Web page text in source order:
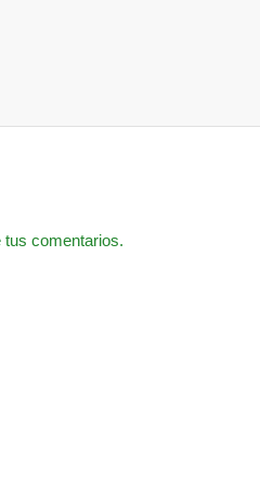
comentarios.